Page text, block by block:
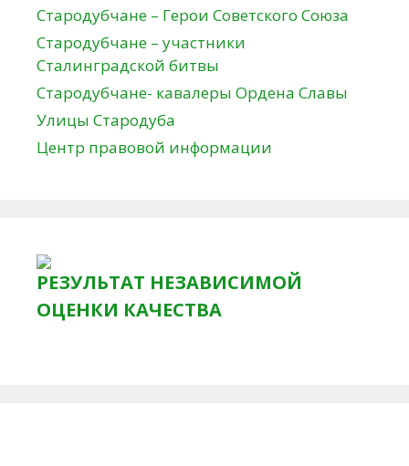
Стародубчане – Герои Советского Союза
Стародубчане – участники
Сталинградской битвы
Стародубчане- кавалеры Ордена Славы
Улицы Стародуба
Центр правовой информации
РЕЗУЛЬТАТ НЕЗАВИСИМОЙ
ОЦЕНКИ КАЧЕСТВА